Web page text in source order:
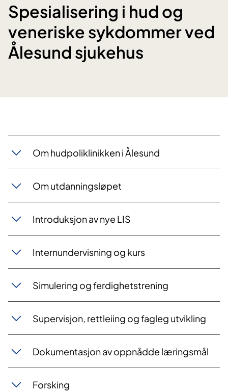
Spesialisering i hud og
veneriske sykdommer ved
Ålesund sjukehus
Om hudpoliklinikken i Ålesund
Om utdanningsløpet
Introduksjon av nye LIS
Internundervisning og kurs
Simulering og ferdighetstrening
Supervisjon, rettleiing og fagleg utvikling
Dokumentasjon av oppnådde læringsmål
Forsking